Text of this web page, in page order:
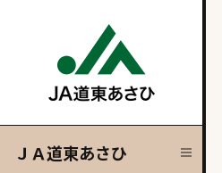
ＪＡ道東あさひ
Close
Close
Close
Close